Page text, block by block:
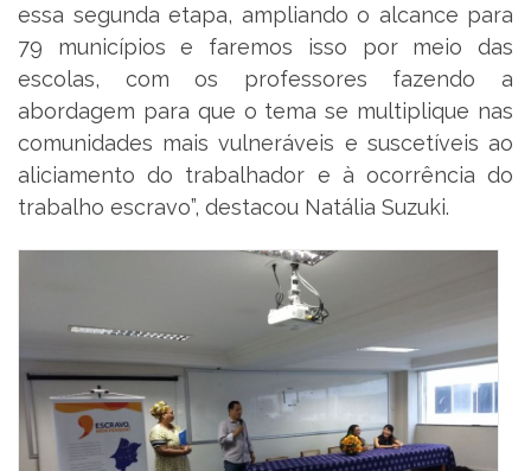
essa segunda etapa, ampliando o alcance para
79 municípios e faremos isso por meio das
escolas, com os professores fazendo a
abordagem para que o tema se multiplique nas
comunidades mais vulneráveis e suscetíveis ao
aliciamento do trabalhador e à ocorrência do
trabalho escravo”, destacou Natália Suzuki.